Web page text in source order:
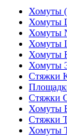
Хомуты
Хомуты
Хомуты
Хомуты
Хомуты
Хомуты
Стяжки
Стяжки
Хомуты
Стяжки
Хомуты